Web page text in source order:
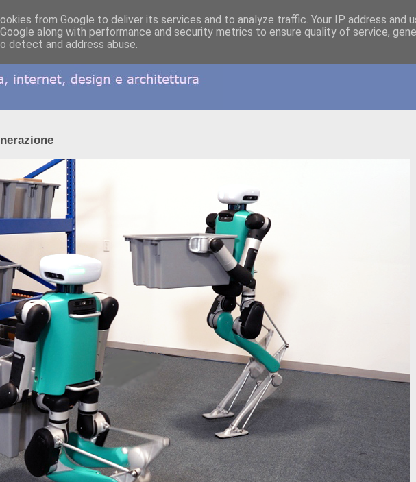
from Google to deliver its services and to analyze traffic. Your IP address and
along with performance and security metrics to ensure quality of service,
detect and address abuse.